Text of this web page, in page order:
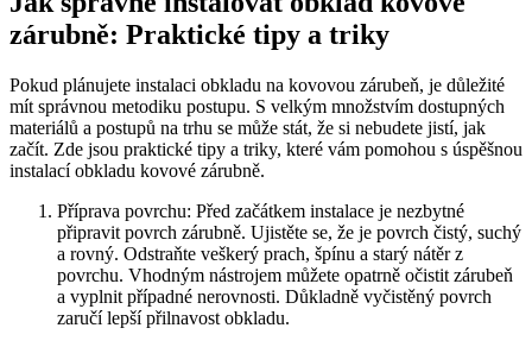
zárubně: Praktické tipy a triky
Pokud plánujete instalaci obkladu na kovovou zárubeň, je důležité
mít správnou metodiku postupu. S velkým množstvím dostupných
materiálů a postupů na trhu se může stát, že si nebudete jistí, jak
začít. Zde jsou praktické tipy a triky, které vám pomohou s úspěšnou
instalací obkladu kovové zárubně.
Příprava povrchu: Před začátkem instalace je nezbytné
připravit povrch zárubně. Ujistěte se, že je povrch čistý, suchý
a rovný. Odstraňte veškerý prach, špínu a starý nátěr z
povrchu. Vhodným nástrojem můžete opatrně očistit zárubeň
a vyplnit případné nerovnosti. Důkladně vyčistěný povrch
zaručí lepší přilnavost obkladu.